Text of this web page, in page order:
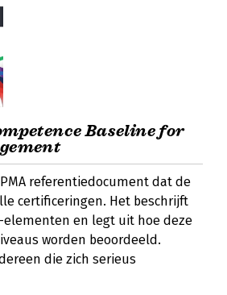
Baseline for
referentiedocument dat de
certificeringen. Het beschrijft
elementen en legt uit hoe deze
worden beoordeeld.
die zich serieus